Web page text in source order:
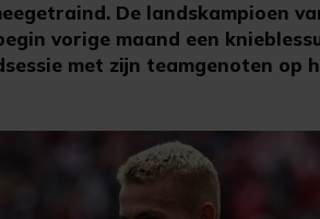
De landskampioen
vorige maand een
met zijn teamgenoten op